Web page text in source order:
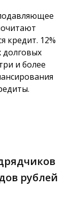
кредит. 12%
и более
рублей